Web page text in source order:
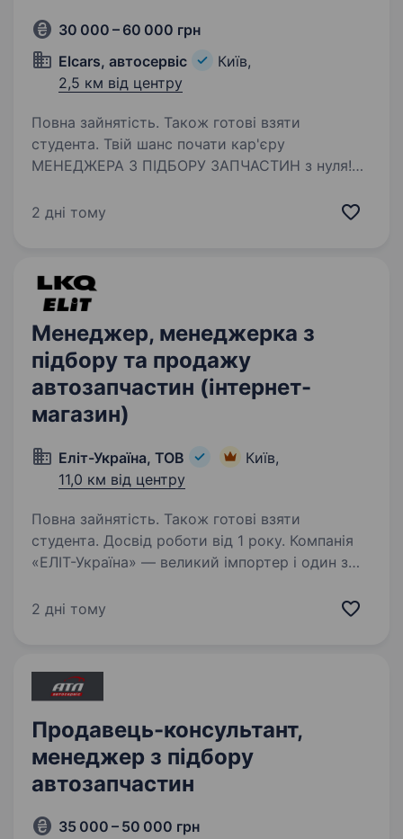
30 000 – 60 000 грн
Elcars, автосервіс
Київ,
2,5 км від центру
Повна зайнятість. Також готові взяти
студента. Твій шанс почати кар'єру
МЕНЕДЖЕРА З ПІДБОРУ ЗАПЧАСТИН з нуля!
це автомобільний сервіс нового покоління,
2 дні тому
Менеджер, менеджерка з
підбору та продажу
автозапчастин (інтернет-
магазин)
Еліт-Україна, ТОВ
Київ,
11,0 км від центру
Повна зайнятість. Також готові взяти
студента. Досвід роботи від 1 року. Компанія
«ЕЛІТ-Україна» — великий імпортер і один з
автомобілів, комерційного транспорту і
2 дні тому
Продавець-консультант,
менеджер з підбору
автозапчастин
35 000 – 50 000 грн